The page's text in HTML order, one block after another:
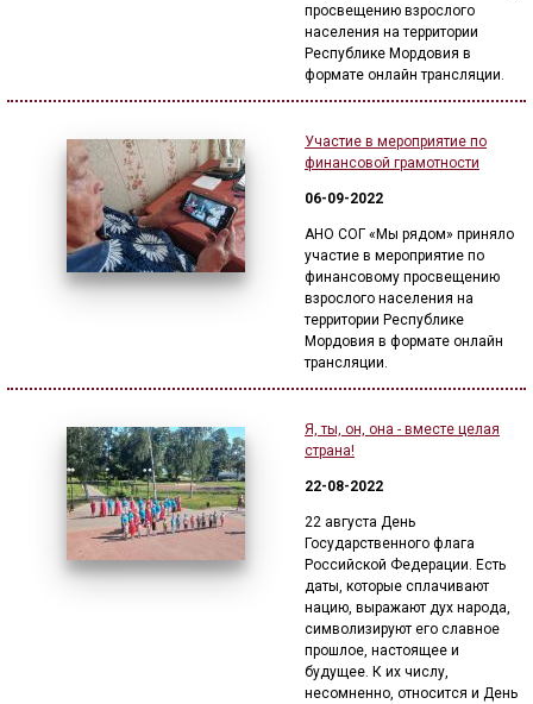
просвещению взрослого
населения на территории
Республике Мордовия в
формате онлайн трансляции.
Участие в мероприятие по
финансовой грамотности
06-09-2022
АНО СОГ «Мы рядом» приняло
участие в мероприятие по
финансовому просвещению
взрослого населения на
территории Республике
Мордовия в формате онлайн
трансляции.
Я, ты, он, она - вместе целая
страна!
22-08-2022
22 августа День
Государственного флага
Российской Федерации. Есть
даты, которые сплачивают
нацию, выражают дух народа,
символизируют его славное
прошлое, настоящее и
будущее. К их числу,
несомненно, относится и День